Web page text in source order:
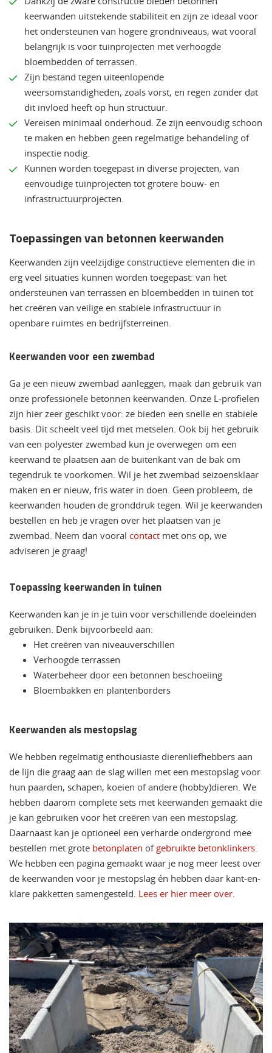
keerwanden uitstekende stabiliteit en zijn ze ideaal voor
het ondersteunen van hogere grondniveaus, wat vooral
belangrijk is voor tuinprojecten met verhoogde
bloembedden of terrassen.
Zijn bestand tegen uiteenlopende
weersomstandigheden, zoals vorst, en regen zonder dat
dit invloed heeft op hun structuur.
Vereisen minimaal onderhoud. Ze zijn eenvoudig schoon
te maken en hebben geen regelmatige behandeling of
inspectie nodig.
Kunnen worden toegepast in diverse projecten, van
eenvoudige tuinprojecten tot grotere bouw- en
infrastructuurprojecten.
Toepassingen van betonnen keerwanden
Keerwanden zijn veelzijdige constructieve elementen die in
erg veel situaties kunnen worden toegepast: van het
ondersteunen van terrassen en bloembedden in tuinen tot
het creëren van veilige en stabiele infrastructuur in
openbare ruimtes en bedrijfsterreinen.
Keerwanden voor een zwembad
Ga je een nieuw zwembad aanleggen, maak dan gebruik van
onze professionele betonnen keerwanden. Onze L-profielen
zijn hier zeer geschikt voor: ze bieden een snelle en stabiele
basis. Dit scheelt veel tijd met metselen. Ook bij het gebruik
van een polyester zwembad kun je overwegen om een
keerwand te plaatsen aan de buitenkant van de bak om
tegendruk te voorkomen. Wil je het zwembad seizoensklaar
maken en er nieuw, fris water in doen. Geen probleem, de
keerwanden houden de gronddruk tegen. Wil je keerwanden
bestellen en heb je vragen over het plaatsen van je
zwembad. Neem dan vooral contact met ons op, we
adviseren je graag!
Toepassing keerwanden in tuinen
Keerwanden kan je in je tuin voor verschillende doeleinden
gebruiken. Denk bijvoorbeeld aan:
Het creëren van niveauverschillen
Verhoogde terrassen
Waterbeheer door een betonnen beschoeiing
Bloembakken en plantenborders
Keerwanden als mestopslag
We hebben regelmatig enthousiaste dierenliefhebbers aan
de lijn die graag aan de slag willen met een mestopslag voor
hun paarden, schapen, koeien of andere (hobby)dieren. We
hebben daarom complete sets met keerwanden gemaakt die
je kan gebruiken voor het creëren van een mestopslag.
Daarnaast kan je optioneel een verharde ondergrond mee
bestellen met grote betonplaten of gebruikte betonklinkers
We hebben een pagina gemaakt waar je nog meer leest over
de keerwanden voor je mestopslag én hebben daar kant-en-
klare pakketten samengesteld. Lees er hier meer over